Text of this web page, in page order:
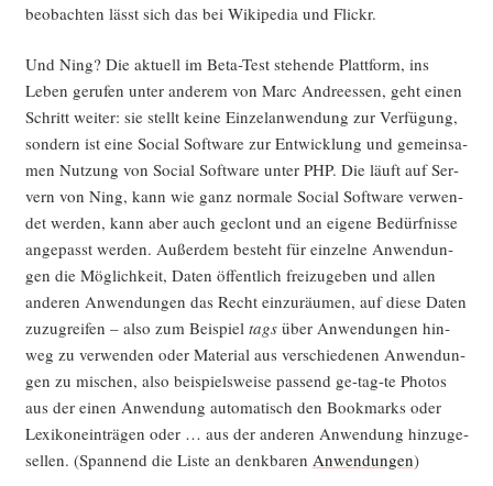
beob­ach­ten lässt sich das bei Wiki­pe­dia und Flickr.
Und Ning? Die aktu­ell im Beta-Test ste­hen­de Platt­form, ins
Leben geru­fen unter ande­rem von Marc And­re­es­sen, geht einen
Schritt wei­ter: sie stellt kei­ne Ein­zel­an­wen­dung zur Ver­fü­gung,
son­dern ist eine Social Soft­ware zur Ent­wick­lung und gemein­sa­
men Nut­zung von Social Soft­ware unter PHP. Die läuft auf Ser­
vern von Ning, kann wie ganz nor­ma­le Social Soft­ware ver­wen­
det wer­den, kann aber auch geclont und an eige­ne Bedürf­nis­se
ange­passt wer­den. Außer­dem besteht für ein­zel­ne Anwen­dun­
gen die Mög­lich­keit, Daten öffent­lich frei­zu­ge­ben und allen
ande­ren Anwen­dun­gen das Recht ein­zu­räu­men, auf die­se Daten
zuzu­grei­fen – also zum Bei­spiel tagsüber Anwen­dun­gen hin­
weg zu ver­wen­den oder Mate­ri­al aus ver­schie­de­nen Anwen­dun­
gen zu mischen, also bei­spiels­wei­se pas­send ge-tag-te Pho­tos
aus der einen Anwen­dung auto­ma­tisch den Book­marks oder
Lexi­kon­ein­trä­gen oder … aus der ande­ren Anwen­dung hin­zu­ge­
sel­len. (Span­nend die Lis­te an denk­ba­ren Anwen­dun­gen)